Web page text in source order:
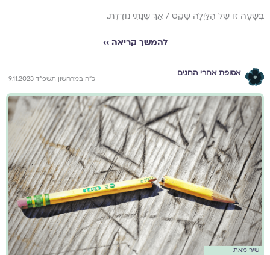
בְּשָׁׁעָה זוֹ שֶׁל הַלַּיְלָה שָׁקֵט / אַךְ שְׁנָתִי נוֹדֶדֶת.
להמשך קריאה ››
אסופת אחרי החגים
כ"ה במרחשון תשפ"ד 9.11.2023
שיר מאת